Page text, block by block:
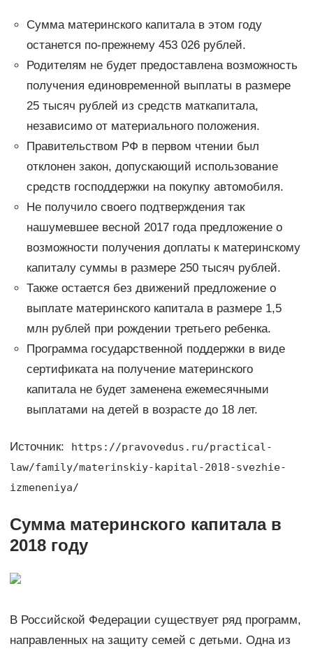
Сумма материнского капитала в этом году
останется по-прежнему 453 026 рублей.
Родителям не будет предоставлена возможность
получения единовременной выплаты в размере
25 тысяч рублей из средств маткапитала,
независимо от материального положения.
Правительством РФ в первом чтении был
отклонен закон, допускающий использование
средств господдержки на покупку автомобиля.
Не получило своего подтверждения так
нашумевшее весной 2017 года предложение о
возможности получения доплаты к материнскому
капиталу суммы в размере 250 тысяч рублей.
Также остается без движений предложение о
выплате материнского капитала в размере 1,5
млн рублей при рождении третьего ребенка.
Программа государственной поддержки в виде
сертификата на получение материнского
капитала не будет заменена ежемесячными
выплатами на детей в возрасте до 18 лет.
Источник:
https://pravovedus.ru/practical-
law/family/materinskiy-kapital-2018-svezhie-
izmeneniya/
Сумма материнского капитала в
2018 году
В Российской Федерации существует ряд программ,
направленных на защиту семей с детьми. Одна из